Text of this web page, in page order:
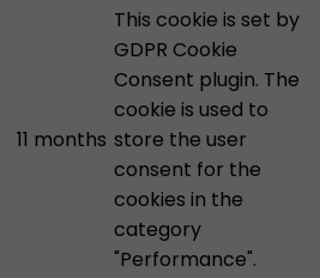
11 months
This cookie is set by
GDPR Cookie
Consent plugin. The
cookie is used to
store the user
consent for the
cookies in the
category
"Performance".